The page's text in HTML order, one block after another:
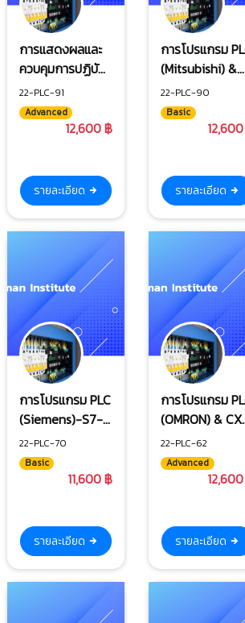
การแสดงผลและ
ควบคุมการปฏิบัติ
งานสำหรับ
อุตสาหกรรม ด้วย
ระบบ SCADA
22-PLC-91
Advanced
12,600 ฿
รายละเอียด
การโปรแกรม
(Mitsubishi) &
GX-Works3 ระ
พื้นฐาน
22-PLC-90
Basic
รายละเอียด
การโปรแกรม PLC
(Siemens)-S7-
1200 และ TIA
Portal ระดับพื้น
22-PLC-70
Basic
11,600 ฿
รายละเอียด
การโปรแกรม
(OMRON) &
Programmer
ระดับสูง
22-PLC-62
Advanced
รายละเอียด